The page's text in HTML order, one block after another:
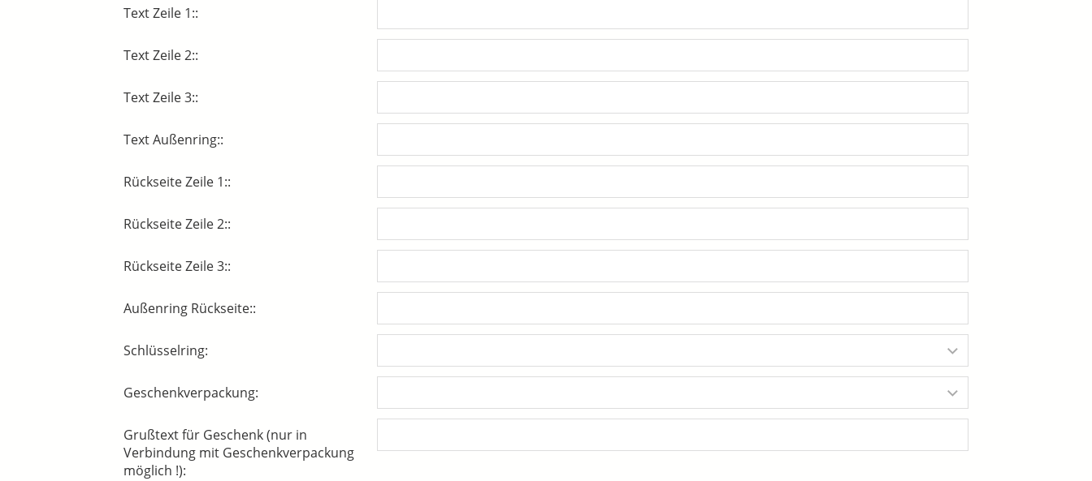
Text Zeile 1::
Text Zeile 2::
Text Zeile 3::
Text Außenring::
Rückseite Zeile 1::
Rückseite Zeile 2::
Rückseite Zeile 3::
Außenring Rückseite::
Schlüsselring:
Geschenkverpackung:
Grußtext für Geschenk (nur in
Verbindung mit Geschenkverpackung
möglich !):